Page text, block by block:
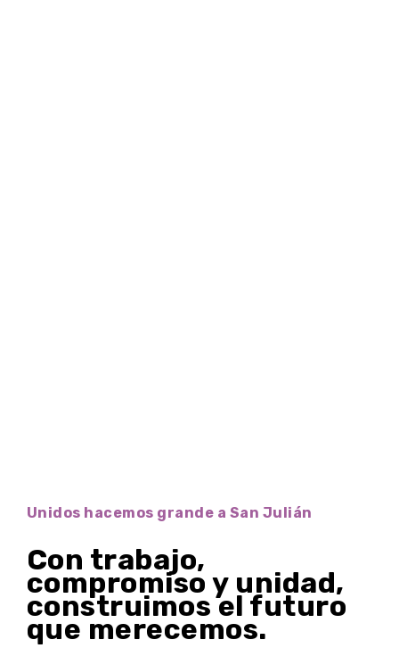
Unidos hacemos grande a San Julián
Con trabajo,
compromiso y unidad,
construimos el futuro
que merecemos.